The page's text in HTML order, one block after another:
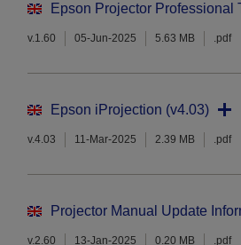
Epson Projector Professional
v.1.60 05-Jun-2025 5.63 MB .pdf
Epson iProjection (v4.03)
v.4.03 11-Mar-2025 2.39 MB .pdf
Projector Manual Update
v.2.60 13-Jan-2025 0.20 MB .pdf